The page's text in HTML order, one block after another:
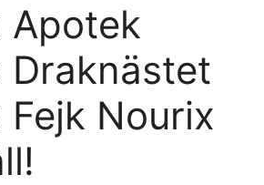
Apotek
Draknästet
Fejk Nourix